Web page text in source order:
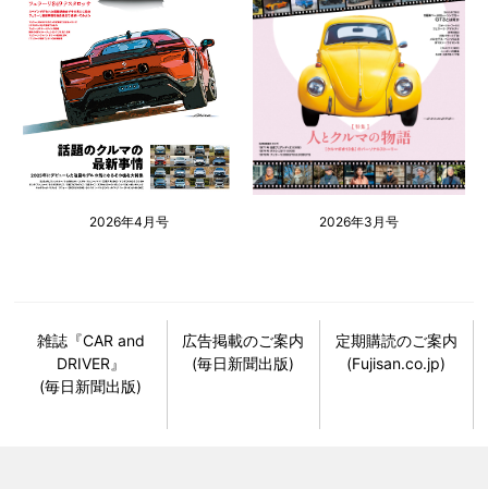
2026年4月号 2026年3月号
雑誌『CAR and
DRIVER』
(毎日新聞出版)
広告掲載のご案内
(毎日新聞出版)
定期購読のご案内
(Fujisan.co.jp)